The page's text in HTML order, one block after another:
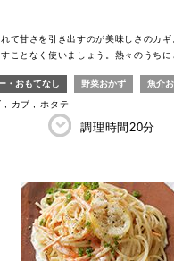
て甘さを引き出すのが美味しさのカ
ことなく使いましょう。熱々のうちに
・おもてなし 野菜おかず 魚介
カブ ホタテ
調理時間20分